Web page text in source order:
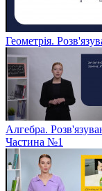
Геометрія.
Алгебра.
Частина №1